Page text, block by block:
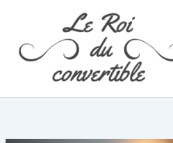
contenu